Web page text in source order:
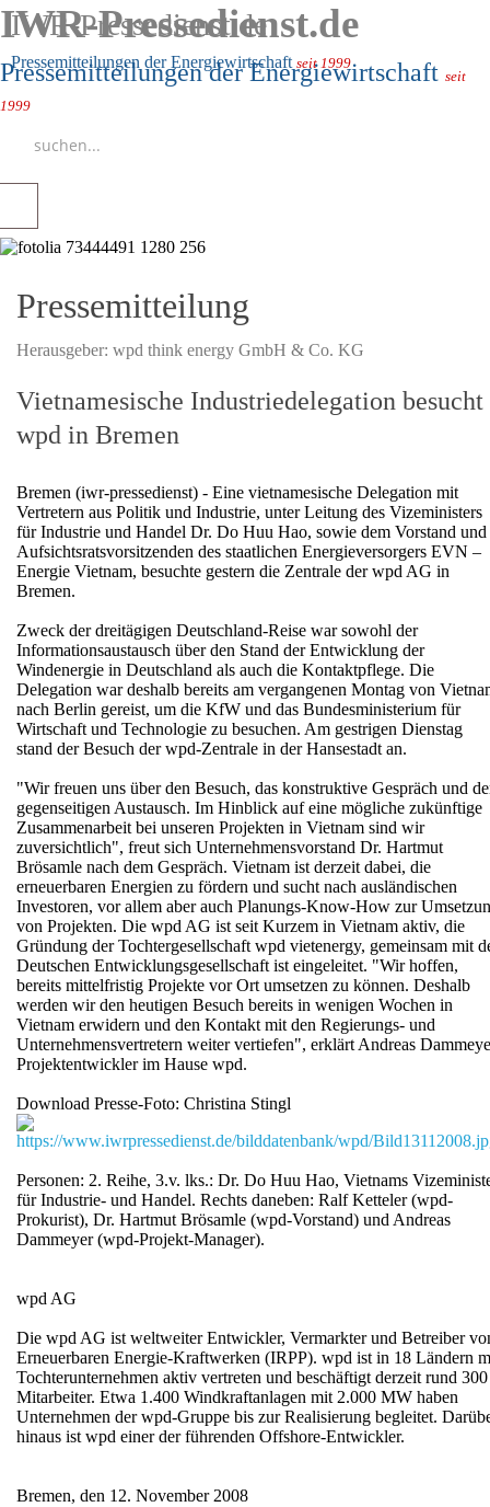
IWR-Pressedienst.de
Pressemitteilungen der Energiewirtschaft seit
1999
IWR-Pressedienst.de
Pressemitteilungen der Energiewirtschaft seit 1999
Pressemitteilung
Herausgeber: wpd think energy GmbH & Co. KG
Vietnamesische Industriedelegation besucht
wpd in Bremen
Bremen (iwr-pressedienst) - Eine vietnamesische Delegation mit
Vertretern aus Politik und Industrie, unter Leitung des Vizeministers
für Industrie und Handel Dr. Do Huu Hao, sowie dem Vorstand und
Aufsichtsratsvorsitzenden des staatlichen Energieversorgers EVN –
Energie Vietnam, besuchte gestern die Zentrale der wpd AG in
Bremen.
Zweck der dreitägigen Deutschland-Reise war sowohl der
Informationsaustausch über den Stand der Entwicklung der
Windenergie in Deutschland als auch die Kontaktpflege. Die
Delegation war deshalb bereits am vergangenen Montag von
nach Berlin gereist, um die KfW und das Bundesministerium für
Wirtschaft und Technologie zu besuchen. Am gestrigen Dienstag
stand der Besuch der wpd-Zentrale in der Hansestadt an.
"Wir freuen uns über den Besuch, das konstruktive Gespräch und
gegenseitigen Austausch. Im Hinblick auf eine mögliche zukünftige
Zusammenarbeit bei unseren Projekten in Vietnam sind wir
zuversichtlich", freut sich Unternehmensvorstand Dr. Hartmut
Brösamle nach dem Gespräch. Vietnam ist derzeit dabei, die
erneuerbaren Energien zu fördern und sucht nach ausländischen
Investoren, vor allem aber auch Planungs-Know-How zur
von Projekten. Die wpd AG ist seit Kurzem in Vietnam aktiv, die
Gründung der Tochtergesellschaft wpd vietenergy, gemeinsam mit
Deutschen Entwicklungsgesellschaft ist eingeleitet. "Wir hoffen,
bereits mittelfristig Projekte vor Ort umsetzen zu können. Deshalb
werden wir den heutigen Besuch bereits in wenigen Wochen in
Vietnam erwidern und den Kontakt mit den Regierungs- und
Unternehmensvertretern weiter vertiefen", erklärt Andreas
Projektentwickler im Hause wpd.
Download Presse-Foto: Christina Stingl
https://www.iwrpressedienst.de/bilddatenbank/wpd/
Personen: 2. Reihe, 3.v. lks.: Dr. Do Huu Hao, Vietnams
für Industrie- und Handel. Rechts daneben: Ralf Ketteler (wpd-
Prokurist), Dr. Hartmut Brösamle (wpd-Vorstand) und Andreas
Dammeyer (wpd-Projekt-Manager).
wpd AG
Die wpd AG ist weltweiter Entwickler, Vermarkter und Betreiber
Erneuerbaren Energie-Kraftwerken (IRPP). wpd ist in 18 Ländern
Tochterunternehmen aktiv vertreten und beschäftigt derzeit rund 300
Mitarbeiter. Etwa 1.400 Windkraftanlagen mit 2.000 MW haben
Unternehmen der wpd-Gruppe bis zur Realisierung begleitet.
hinaus ist wpd einer der führenden Offshore-Entwickler.
Bremen, den 12. November 2008